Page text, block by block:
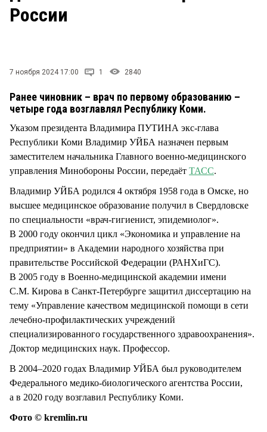
России
7 ноября 2024 17:00 1 2840
Ранее чиновник – врач по первому образованию –
четыре года возглавлял Республику Коми.
Указом президента Владимира ПУТИНА экс-глава
Республики Коми Владимир УЙБА назначен первым
заместителем начальника Главного военно-медицинского
управления Минобороны России, передаёт ТАСС.
Владимир УЙБА родился 4 октября 1958 года в Омске, но
высшее медицинское образование получил в Свердловске
по специальности «врач-гигиенист, эпидемиолог».
В 2000 году окончил цикл «Экономика и управление на
предприятии» в Академии народного хозяйства при
правительстве Российской Федерации (РАНХиГС).
В 2005 году в Военно-медицинской академии имени
С.М. Кирова в Санкт-Петербурге защитил диссертацию на
тему «Управление качеством медицинской помощи в сети
лечебно-профилактических учреждений
специализированного государственного здравоохранения».
Доктор медицинских наук. Профессор.
В 2004–2020 годах Владимир УЙБА был руководителем
Федерального медико-биологического агентства России,
а в 2020 году возглавил Республику Коми.
Фото © kremlin.ru